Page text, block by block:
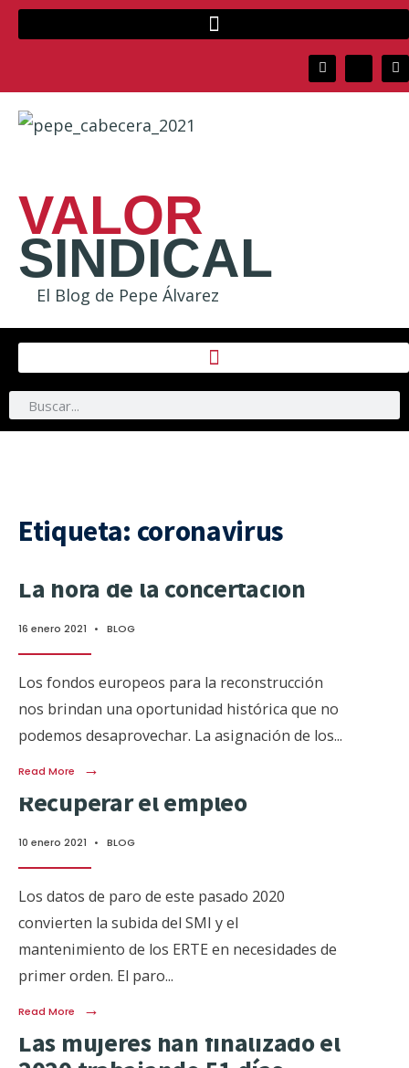
VALOR
SINDICAL
El Blog de Pepe Álvarez
Etiqueta: coronavirus
La hora de la concertación
16 enero 2021 • BLOG
Los fondos europeos para la reconstrucción
nos brindan una oportunidad histórica que no
podemos desaprovechar. La asignación de los...
Read More →
Recuperar el empleo
10 enero 2021 • BLOG
Los datos de paro de este pasado 2020
convierten la subida del SMI y el
mantenimiento de los ERTE en necesidades de
primer orden. El paro...
Read More →
Las mujeres han finalizado el